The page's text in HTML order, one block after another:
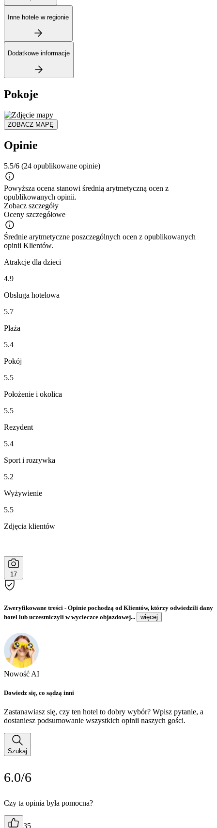
Inne hotele w regionie
Dodatkowe informacje
Pokoje
ZOBACZ MAPĘ
Opinie
5.5/6 (24 opublikowane opinie)
Powyższa ocena stanowi średnią arytmetyczną ocen z
opublikowanych opinii.
Zobacz szczegóły
Oceny szczegółowe
Średnie arytmetyczne poszczególnych ocen z opublikowanych
opinii Klientów.
Atrakcje dla dzieci
4.9
Obsługa hotelowa
5.7
Plaża
5.4
Pokój
5.5
Położenie i okolica
5.5
Rezydent
5.4
Sport i rozrywka
5.2
Wyżywienie
5.5
Zdjęcia klientów
17
Zweryfikowane treści - Opinie pochodzą od Klientów, którzy odwiedzili dany
hotel lub uczestniczyli w wycieczce objazdowej...
więcej
Nowość AI
Dowiedz się, co sądzą inni
Zastanawiasz się, czy ten hotel to dobry wybór? Wpisz pytanie, a
dostaniesz podsumowanie wszystkich opinii naszych gości.
Szukaj
6.0/6
Czy ta opinia była pomocna?
35